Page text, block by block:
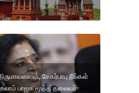
சேகர்பாபு நீங்கள்
பாஜக மூத்த தலைவர்